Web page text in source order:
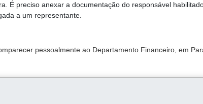
É preciso anexar a documentação do responsável
a um representante.
pessoalmente ao Departamento Financeiro, em
de contato e os dados bancários da empresa.